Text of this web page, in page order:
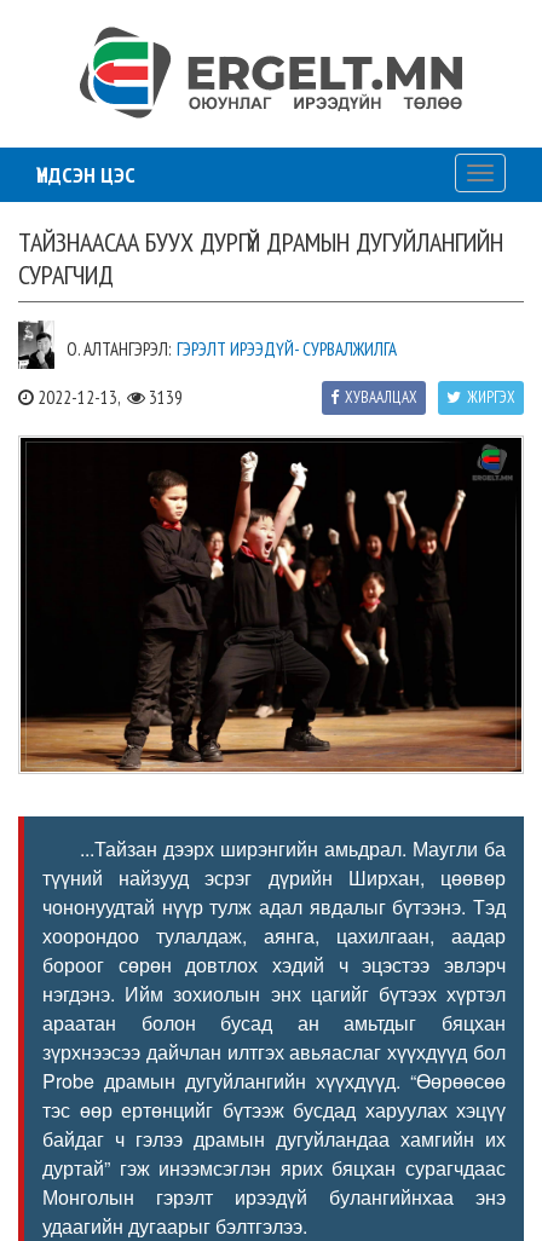
ҮНДСЭН ЦЭС
Toggle
ТАЙЗНААСАА БУУХ ДУРГҮЙ ДРАМЫН ДУГУЙЛАНГИЙН
СУРАГЧИД
О. АЛТАНГЭРЭЛ: ГЭРЭЛТ ИРЭЭДҮЙ- СУРВАЛЖИЛГА
2022-12-13, 3139 ЖИРГЭХ
ХУВААЛЦАХ
...Тайзан дээрх ширэнгийн амьдрал. Маугли ба
түүний найзууд эсрэг дүрийн Ширхан, цөөвөр
чононуудтай нүүр тулж адал явдалыг бүтээнэ. Тэд
хоорондоо тулалдаж, аянга, цахилгаан, аадар
бороог сөрөн довтлох хэдий ч эцэстээ эвлэрч
нэгдэнэ. Ийм зохиолын энх цагийг бүтээх хүртэл
араатан болон бусад ан амьтдыг бяцхан
зүрхнээсээ дайчлан илтгэх авьяаслаг хүүхдүүд бол
Probe драмын дугуйлангийн хүүхдүүд. “Өөрөөсөө
тэс өөр ертөнцийг бүтээж бусдад харуулах хэцүү
байдаг ч гэлээ драмын дугуйландаа хамгийн их
дуртай” гэж инээмсэглэн ярих бяцхан сурагчдаас
Монголын гэрэлт ирээдүй булангийнхаа энэ
удаагийн дугаарыг бэлтгэлээ.